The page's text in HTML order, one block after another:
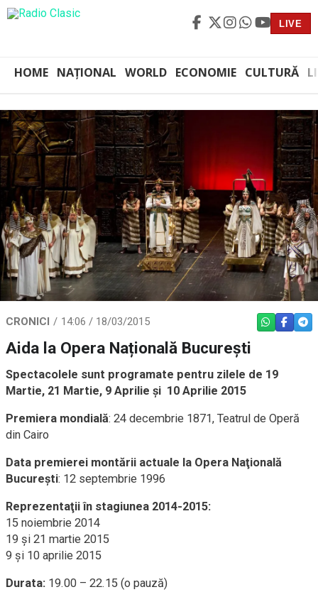
LIVE
HOME NAȚIONAL WORLD ECONOMIE CULTURĂ
CRONICI 14:06 / 18/03/2015 WHATSAPP
Aida la Opera Națională București
Spectacolele sunt programate pentru zilele de 19
Martie, 21 Martie, 9 Aprilie și 10 Aprilie 2015
Premiera mondială: 24 decembrie 1871, Teatrul de Operă
din Cairo
Data premierei montării actuale la Opera Naţională
Bucureşti: 12 septembrie 1996
Reprezentaţii în stagiunea 2014-2015:
15 noiembrie 2014
19 şi 21 martie 2015
9 şi 10 aprilie 2015
Durata: 19.00 – 22.15 (o pauză)